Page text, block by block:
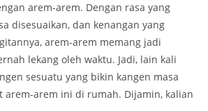
arem-arem. Dengan rasa yang
disesuaikan, dan kenangan yang
arem-arem memang jadi
lekang oleh waktu. Jadi, lain kali
sesuatu yang bikin kangen masa
arem-arem ini di rumah. Dijamin, kalian